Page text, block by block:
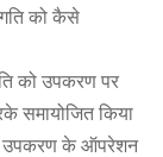
को कैसे
को उपकरण पर
समायोजित किया
उपकरण के ऑपरेशन